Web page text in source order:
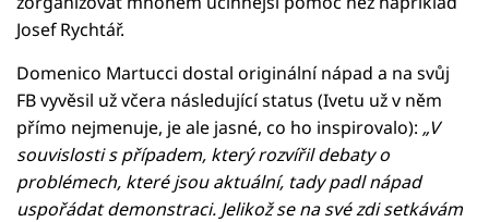
Josef Rychtář.
Domenico Martucci dostal originální nápad a na svůj
FB vyvěsil už včera následující status (Ivetu už v něm
přímo nejmenuje, je ale jasné, co ho inspirovalo): „V
souvislosti s případem, který rozvířil debaty o
problémech, které jsou aktuální, tady padl nápad
uspořádat demonstraci. Jelikož se na své zdi setkávám